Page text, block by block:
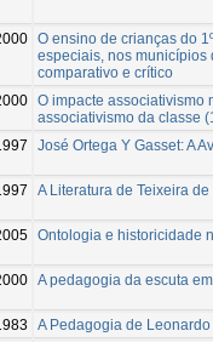
O ensino de crianças do
especiais, nos municípios
comparativo e crítico
O impacte associativismo
associativismo da classe
José Ortega Y Gasset: A
A Literatura de Teixeira
Ontologia e historicidade
A pedagogia da escuta
A Pedagogia de